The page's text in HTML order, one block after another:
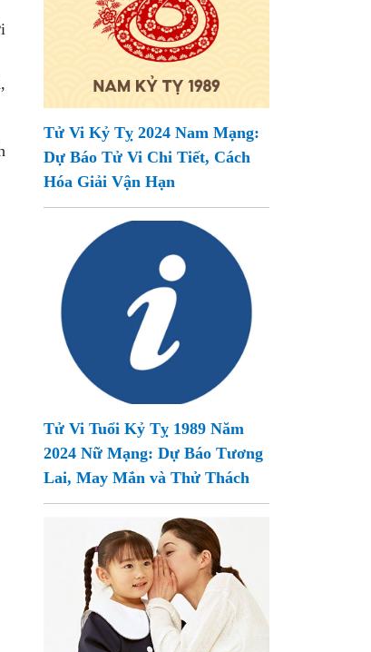
Tử Vi Kỷ Tỵ 2024 Nam Mạng:
Dự Báo Tử Vi Chi Tiết, Cách
Hóa Giải Vận Hạn
Tử Vi Tuổi Kỷ Tỵ 1989 Năm
2024 Nữ Mạng: Dự Báo Tương
Lai, May Mắn và Thử Thách